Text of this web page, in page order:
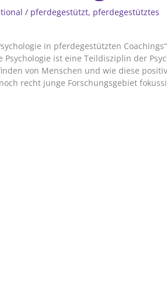
/ pferdegestützt, pferdegestütztes
in pferdegestützten
ist eine Teildisziplin der
von Menschen und wie diese
recht junge Forschungsgebiet